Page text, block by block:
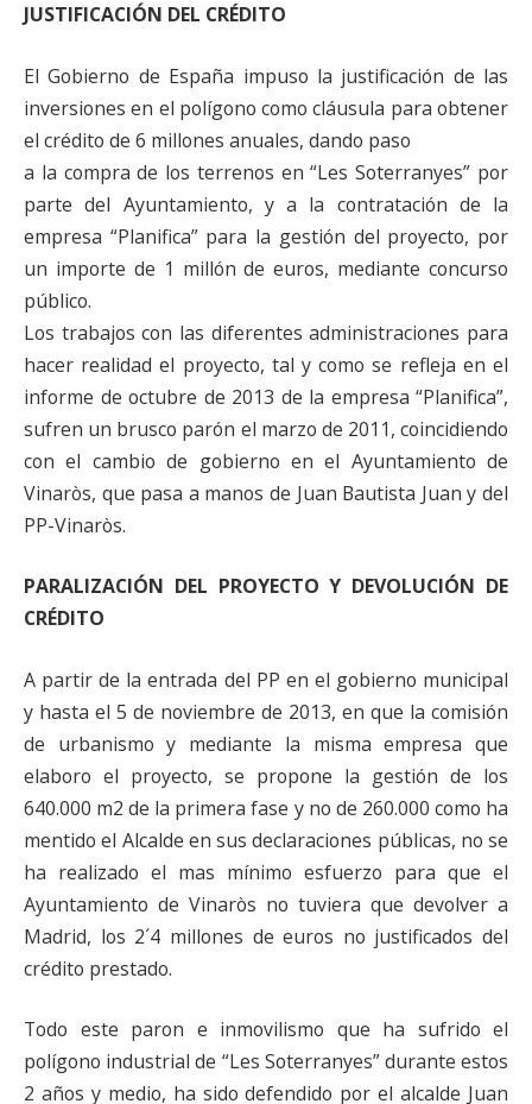
JUSTIFICACIÓN DEL CRÉDITO
El Gobierno de España impuso la justificación de las
inversiones en el polígono como cláusula para obtener
el crédito de 6 millones anuales, dando paso
a la compra de los terrenos en “Les Soterranyes” por
parte del Ayuntamiento, y a la contratación de la
empresa “Planifica” para la gestión del proyecto, por
un importe de 1 millón de euros, mediante concurso
público.
Los trabajos con las diferentes administraciones para
hacer realidad el proyecto, tal y como se refleja en el
informe de octubre de 2013 de la empresa “Planifica”,
sufren un brusco parón el marzo de 2011, coincidiendo
con el cambio de gobierno en el Ayuntamiento de
Vinaròs, que pasa a manos de Juan Bautista Juan y del
PP-Vinaròs.
PARALIZACIÓN DEL PROYECTO Y DEVOLUCIÓN DE
CRÉDITO
A partir de la entrada del PP en el gobierno municipal
y hasta el 5 de noviembre de 2013, en que la comisión
de urbanismo y mediante la misma empresa que
elaboro el proyecto, se propone la gestión de los
640.000 m2 de la primera fase y no de 260.000 como ha
mentido el Alcalde en sus declaraciones públicas, no se
ha realizado el mas mínimo esfuerzo para que el
Ayuntamiento de Vinaròs no tuviera que devolver a
Madrid, los 2´4 millones de euros no justificados del
crédito prestado.
Todo este paron e inmovilismo que ha sufrido el
polígono industrial de “Les Soterranyes” durante estos
2 años y medio, ha sido defendido por el alcalde Juan